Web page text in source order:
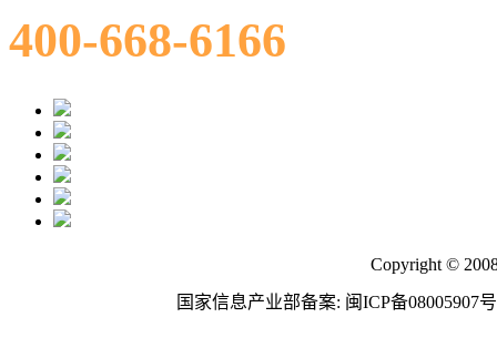
400-668-6166
Copyright ©
国家信息产业部备案: 闽ICP备08005907